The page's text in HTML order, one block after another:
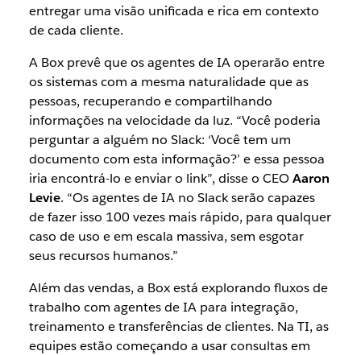
entregar uma visão unificada e rica em contexto
de cada cliente.
A Box prevê que os agentes de IA operarão entre
os sistemas com a mesma naturalidade que as
pessoas, recuperando e compartilhando
informações na velocidade da luz. “Você poderia
perguntar a alguém no Slack: ‘Você tem um
documento com esta informação?’ e essa pessoa
iria encontrá-lo e enviar o link”, disse o CEOAaron
Levie. “Os agentes de IA no Slack serão capazes
de fazer isso 100 vezes mais rápido, para qualquer
caso de uso e em escala massiva, sem esgotar
seus recursos humanos.”
Além das vendas, a Box está explorando fluxos de
trabalho com agentes de IA para integração,
treinamento e transferências de clientes. Na TI, as
equipes estão começando a usar consultas em